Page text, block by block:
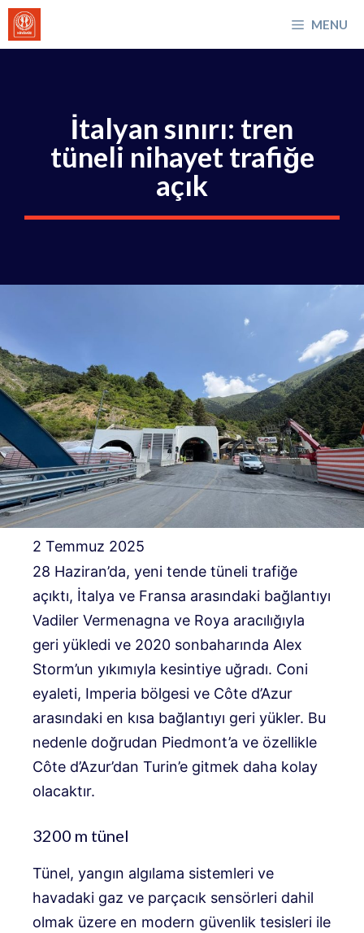
İçeriğe
atla
MENU
İtalyan sınırı: tren
tüneli nihayet trafiğe
açık
2 Temmuz 2025
28 Haziran’da, yeni tende tüneli trafiğe
açıktı, İtalya ve Fransa arasındaki bağlantıyı
Vadiler Vermenagna ve Roya aracılığıyla
geri yükledi ve 2020 sonbaharında Alex
Storm’un yıkımıyla kesintiye uğradı. Coni
eyaleti, Imperia bölgesi ve Côte d’Azur
arasındaki en kısa bağlantıyı geri yükler. Bu
nedenle doğrudan Piedmont’a ve özellikle
Côte d’Azur’dan Turin’e gitmek daha kolay
olacaktır.
3200 m tünel
Tünel, yangın algılama sistemleri ve
havadaki gaz ve parçacık sensörleri dahil
olmak üzere en modern güvenlik tesisleri ile